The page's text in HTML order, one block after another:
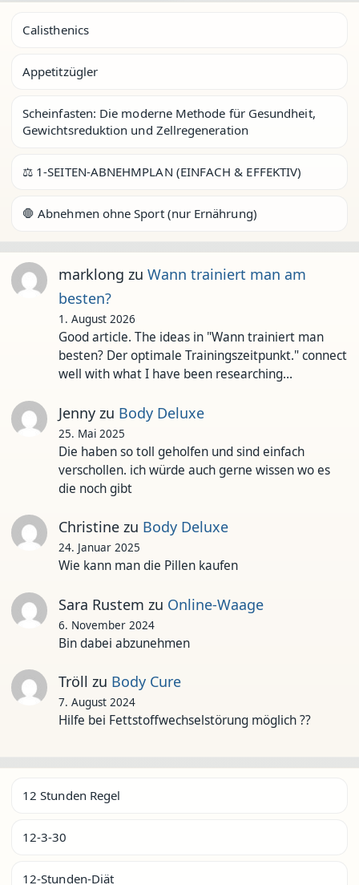
Calisthenics
Appetitzügler
Scheinfasten: Die moderne Methode für Gesundheit,
Gewichtsreduktion und Zellregeneration
⚖️ 1-SEITEN-ABNEHMPLAN (EINFACH & EFFEKTIV)
🛑 Abnehmen ohne Sport (nur Ernährung)
marklong zu Wann trainiert man am
besten?
1. August 2026
Good article. The ideas in "Wann trainiert man
besten? Der optimale Trainingszeitpunkt." connect
well with what I have been researching…
Jennyzu Body Deluxe
25. Mai 2025
Die haben so toll geholfen und sind einfach
verschollen. ich würde auch gerne wissen wo es
die noch gibt
Christinezu Body Deluxe
24. Januar 2025
Wie kann man die Pillen kaufen
Sara Rustem zu Online-Waage
6. November 2024
Bin dabei abzunehmen
Tröll zu Body Cure
7. August 2024
Hilfe bei Fettstoffwechselstörung möglich ??
12 Stunden Regel
12-3-30
12-Stunden-Diät